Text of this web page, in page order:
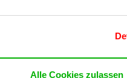
Alle Cookies zulassen